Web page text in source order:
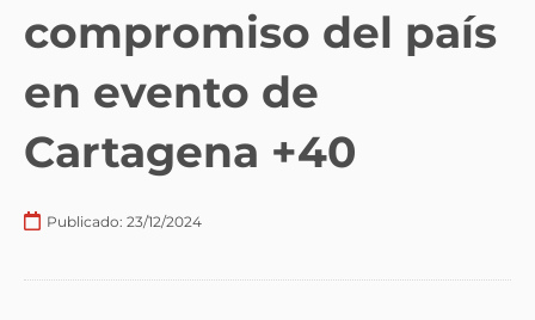
compromiso del país
en evento de
Cartagena +40
Publicado: 23/12/2024